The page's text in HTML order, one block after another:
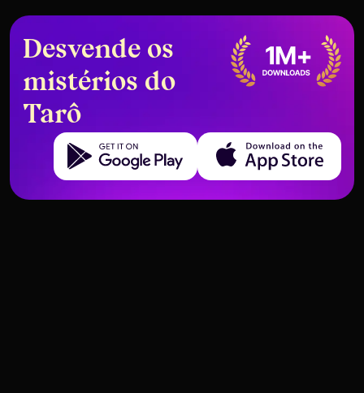
Desvende os
mistérios do
Tarô
Get it on Google Play Download on the App Store